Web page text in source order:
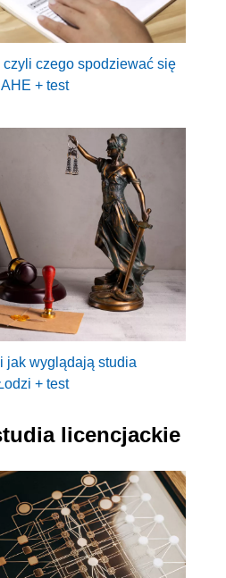
czego spodziewać się
+ test
jak wyglądają studia
+ test
licencjackie